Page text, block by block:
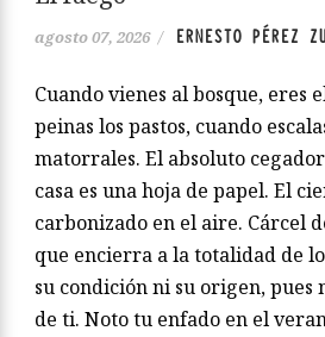
agosto 07, 2026 / ERNESTO PÉREZ
Cuando vienes al bosque, eres
peinas los pastos, cuando
matorrales. El absoluto
casa es una hoja de papel. El
carbonizado en el aire. Cárcel
que encierra a la totalidad de
su condición ni su origen,
de ti. Noto tu enfado en el